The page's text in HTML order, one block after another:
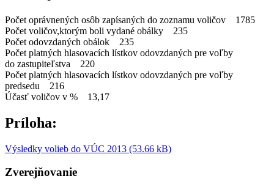
Počet oprávnených osôb zapísaných do zoznamu voličov 1785
Počet voličov,ktorým boli vydané obálky 235
Počet odovzdaných obálok 235
Počet platných hlasovacích lístkov odovzdaných pre voľby
do zastupiteľstva 220
Počet platných hlasovacích lístkov odovzdaných pre voľby
predsedu 216
Účasť voličov v % 13,17
Príloha:
Výsledky volieb do VÚC 2013 (53.66 kB)
Zverejňovanie